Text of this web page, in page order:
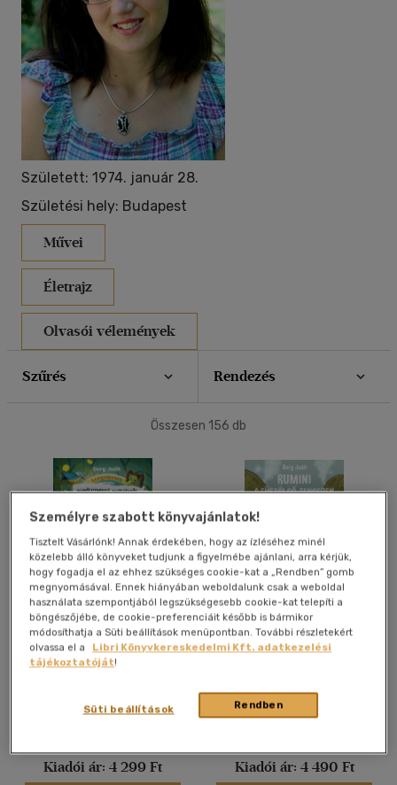
Született: 1974. január 28.
Születési hely: Budapest
Művei
Életrajz
Olvasói vélemények
Szűrés Rendezés
40 db / oldal
Alkalmaz
Összesen 156 db
Lengemesék - Nádtengeri
rejtélyek
Berg Judit
Kiadói ár: 4 299 Ft
Rumini a Füstölgő-
tengeren
Berg Judit
Kiadói ár: 4 490 Ft
Személyre szabott könyvajánlatok!
Tisztelt Vásárlónk! Annak érdekében, hogy az ízléséhez minél
közelebb álló könyveket tudjunk a figyelmébe ajánlani, arra kérjük,
hogy fogadja el az ehhez szükséges cookie-kat a „Rendben” gomb
megnyomásával. Ennek hiányában weboldalunk csak a weboldal
használata szempontjából legszükségesebb cookie-kat telepíti a
böngészőjébe, de cookie-preferenciáit később is bármikor
módosíthatja a Süti beállítások menüpontban. További részletekért
olvassa el a
Libri Könyvkereskedelmi Kft. adatkezelési
tájékoztatóját!
Rendben
Süti beállítások